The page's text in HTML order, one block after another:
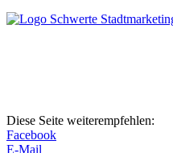
Diese Seite weiterempfehlen:
Facebook
E-Mail